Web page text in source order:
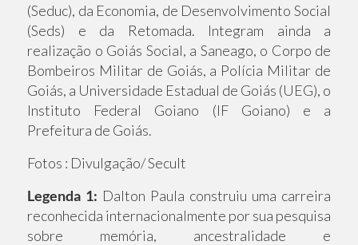
(Seduc), da Economia, de Desenvolvimento Social
(Seds) e da Retomada. Integram ainda a
realização o Goiás Social, a Saneago, o Corpo de
Bombeiros Militar de Goiás, a Polícia Militar de
Goiás, a Universidade Estadual de Goiás (UEG), o
Instituto Federal Goiano (IF Goiano) e a
Prefeitura de Goiás.
Fotos : Divulgação/ Secult
Legenda 1: Dalton Paula construiu uma carreira
reconhecida internacionalmente por sua pesquisa
sobre memória, ancestralidade e